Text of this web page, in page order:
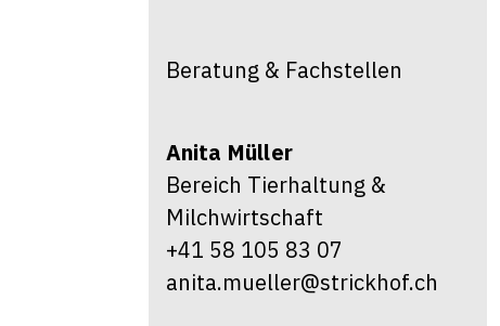
Beratung & Fachstellen
Anita Müller
Bereich Tierhaltung &
Milchwirtschaft
+41 58 105 83 07
anita.mueller@strickhof.ch